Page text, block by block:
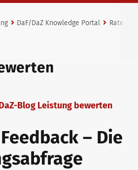
Centre
centre
Business and Vocational German
telc
- qualifications
DaF/DaZ Knowledge Portal Rate
Blog Leistung bewerten
– Die